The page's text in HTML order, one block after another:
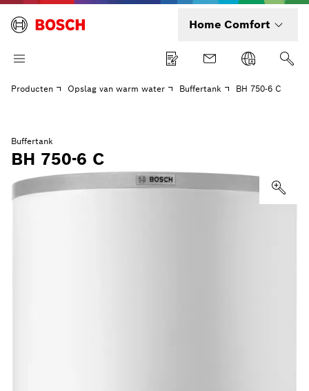
Home Comfort
Producten Opslag van warm water Buffertank BH 750-6 C
Buffertank
BH 750-6 C